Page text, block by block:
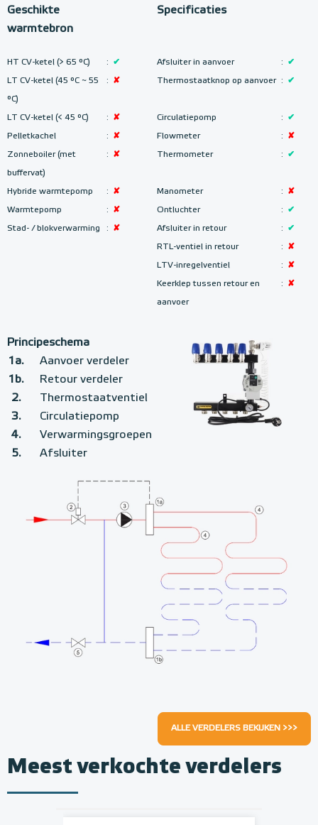
Geschikte
warmtebron
Specificaties
HT CV-ketel (> 65 °C) : ✔ Afsluiter in aanvoer : ✔
LT CV-ketel (45 °C ~ 55
°C)
: ✘ Thermostaatknop op aanvoer : ✔
LT CV-ketel (< 45 °C) : ✘ Circulatiepomp : ✔
Pelletkachel : ✘ Flowmeter : ✘
Zonneboiler (met
buffervat)
: ✘ Thermometer : ✔
Hybride warmtepomp : ✘ Manometer : ✘
Warmtepomp : ✘ Ontluchter : ✔
Stad- / blokverwarming : ✘ Afsluiter in retour : ✔
RTL-ventiel in retour : ✘
LTV-inregelventiel : ✘
Keerklep tussen retour en
aanvoer
: ✘
Principeschema
1a.
1b.
2.
3.
4.
5.
Aanvoer verdeler
Retour verdeler
Thermostaatventiel
Circulatiepomp
Verwarmingsgroepen
Afsluiter
ALLE VERDELERS BEKIJKEN >>>
Meest verkochte verdelers